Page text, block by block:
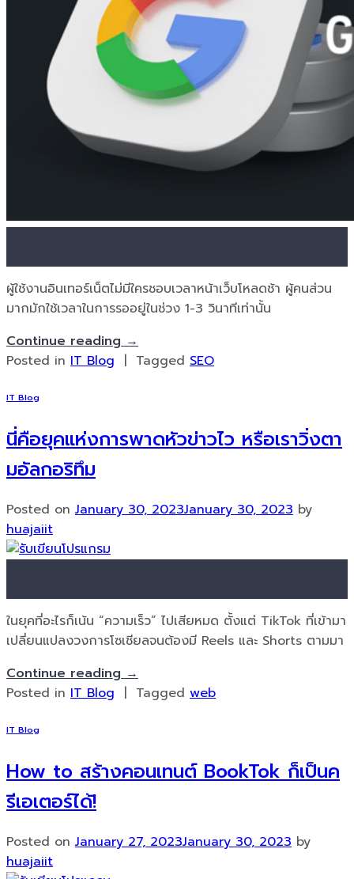
ผู้ใช้งานอินเทอร์เน็ตไม่มีใครชอบเวลาหน้าเว็บโหลดช้า ผู้คนส่วน
มากมักใช้เวลาในการรออยู่ในช่วง 1-3 วินาทีเท่านั้น
Continue reading→
Posted in IT Blog | Tagged SEO
IT Blog
นี่คือยุคแห่งการพาดหัวข่าวไว หรือเราวิ่งตา
มอัลกอริทึม
Posted on January 30, 2023January 30, 2023 by
huajaiit
ในยุคที่อะไรก็เน้น “ความเร็ว” ไปเสียหมด ตั้งแต่ TikTok ที่เข้ามา
เปลี่ยนแปลงวงการโซเชียลจนต้องมี Reels และ Shorts ตามมา
Continue reading→
Posted in IT Blog | Tagged web
IT Blog
How to สร้างคอนเทนต์ BookTok ก็เป็นค
รีเอเตอร์ได้!
Posted on January 27, 2023January 30, 2023 by
huajaiit